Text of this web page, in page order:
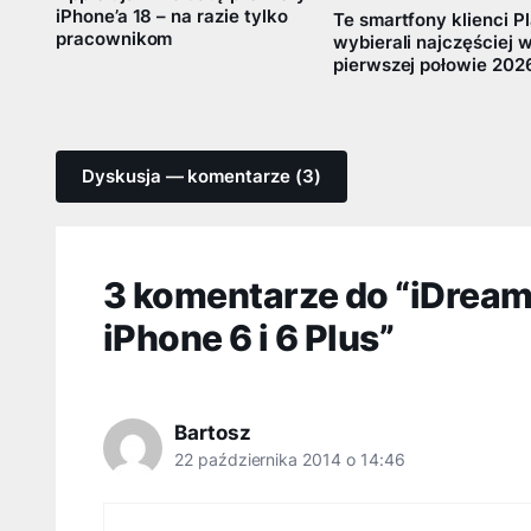
iPhone’a 18 – na razie tylko
pracownikom
Te smartfony klienci
wybierali najczęściej w
pierwszej połowie
Dyskusja — komentarze (3)
3 komentarze do
iPhone 6 i 6 Plus”
Bartosz
22 października 2014 o 14:46